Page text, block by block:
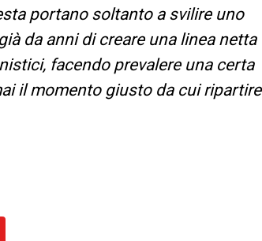
portano soltanto a svilire uno
da anni di creare una linea netta
facendo prevalere una certa
il momento giusto da cui ripartire